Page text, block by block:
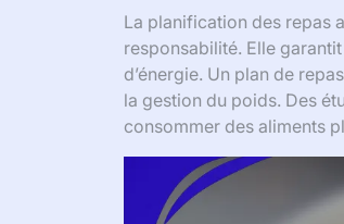
La planification des repas
responsabilité. Elle
d’énergie. Un plan de
la gestion du poids. Des
consommer des aliments